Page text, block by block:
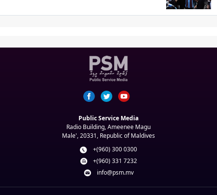
Public Service Media
Radio Building, Ameenee Magu
Male', 20331, Republic of Maldives
+(960) 300 0300
+(960) 331 7232
info@psm.mv